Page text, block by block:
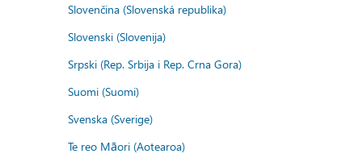
Slovenčina (Slovenská republika)
Slovenski (Slovenija)
Srpski (Rep. Srbija i Rep. Crna Gora)
Suomi (Suomi)
Svenska (Sverige)
Te reo Māori (Aotearoa)